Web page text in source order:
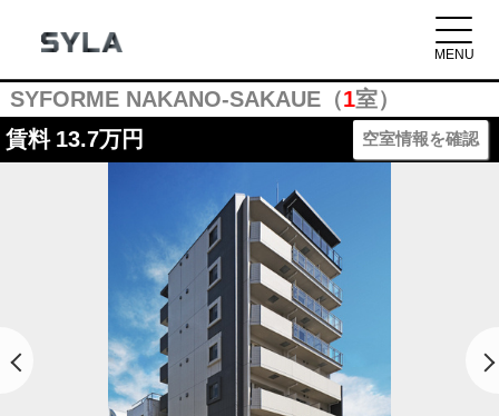
SYFORME NAKANO-SAKAUE（1室）
賃料 13.7万円 空室情報を確認